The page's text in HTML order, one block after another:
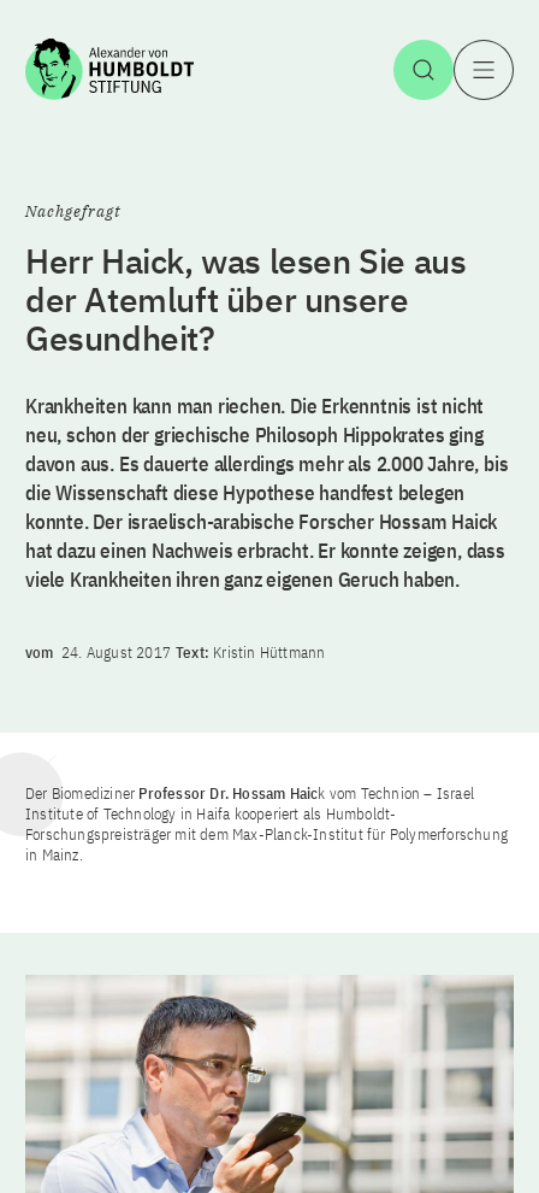
Zum Inhalt springen Suche
Nachgefragt
Herr Haick, was lesen Sie aus
der Atemluft über unsere
Gesundheit?
Krankheiten kann man riechen. Die Erkenntnis ist nicht
neu, schon der griechische Philosoph Hippokrates ging
davon aus. Es dauerte allerdings mehr als 2.000 Jahre, bis
die Wissenschaft diese Hypothese handfest belegen
konnte. Der israelisch-arabische Forscher Hossam Haick
hat dazu einen Nachweis erbracht. Er konnte zeigen, dass
viele Krankheiten ihren ganz eigenen Geruch haben.
vom 24. August 2017 Text: Kristin Hüttmann
Der Biomediziner Professor Dr. Hossam Haick vom Technion – Israel
Institute of Technology in Haifa kooperiert als Humboldt-
Forschungspreisträger mit dem Max-Planck-Institut für Polymerforschung
in Mainz.